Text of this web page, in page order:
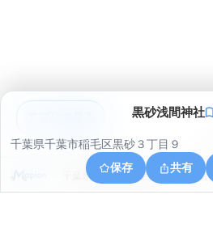
黒砂浅間神社
千葉県千葉市稲毛区黒砂３丁目９
保存
共有
千葉県千葉市稲毛区小仲台６丁目３